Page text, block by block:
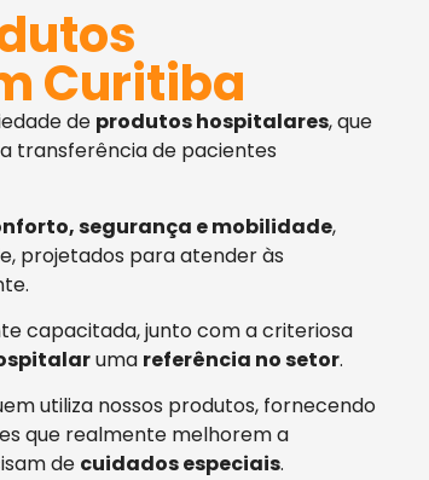
Curitiba
de produtos hospitalares, que
transferência de pacientes
segurança e mobilidade,
projetados para atender às
capacitada, junto com a criteriosa
uma referência no setor.
utiliza nossos produtos, fornecendo
que realmente melhorem a
de cuidados especiais.